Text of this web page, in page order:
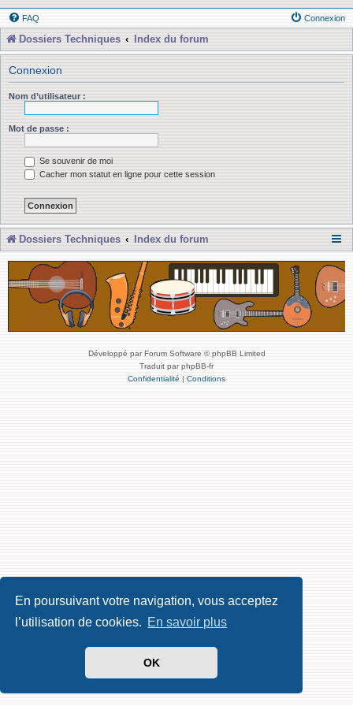
En poursuivant votre navigation, vous acceptez
l’utilisation de cookies. En savoir plus
OK
FAQ Connexion
Dossiers Techniques Index du forum
Connexion
Nom d’utilisateur :
Mot de passe :
Se souvenir de moi
Cacher mon statut en ligne pour cette session
Dossiers Techniques Index du forum
Développé par Forum Software © phpBB Limited
Traduit par phpBB-fr
Confidentialité | Conditions